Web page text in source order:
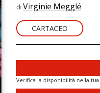
di Virginie Megglé
CARTACEO
Verifica la disponibilità nella